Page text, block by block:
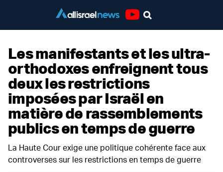
Les manifestants et les ultra-
orthodoxes enfreignent tous
deux les restrictions
imposées par Israël en
matière de rassemblements
publics en temps de guerre
La Haute Cour exige une politique cohérente face aux
controverses sur les restrictions en temps de guerre